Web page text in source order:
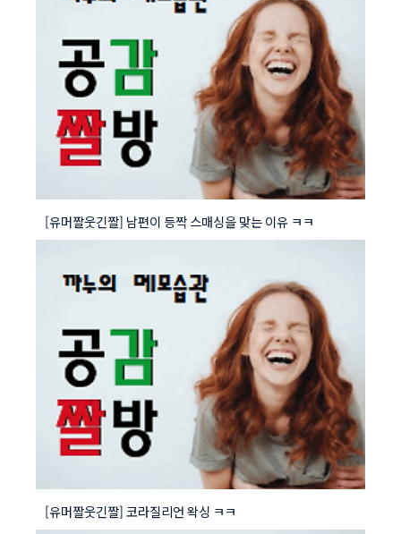
[유머짤웃긴짤] 남편이 등짝 스매싱을 맞는 이유 ㅋㅋ
[유머짤웃긴짤] 코라질리언 왁싱 ㅋㅋ